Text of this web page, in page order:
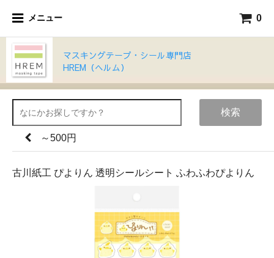
メニュー 0
マスキングテープ・シール専門店
HREM（ヘルム）
検索
～500円
古川紙工 ぴよりん 透明シールシート ふわふわぴよりん